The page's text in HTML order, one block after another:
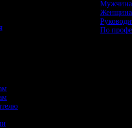
избранное, пожалуйста,
свяжемся с вами для
По